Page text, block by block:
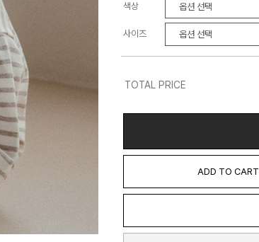
색상
사이즈
TOTAL PRICE
ADD TO CART